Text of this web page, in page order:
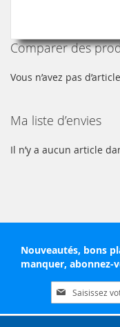
Comparer des
Vous n’avez pas
Ma liste d’envies
Il n’y a aucun article
Nouveautés, bons
manquer, abonnez-
Inscription
à
notre